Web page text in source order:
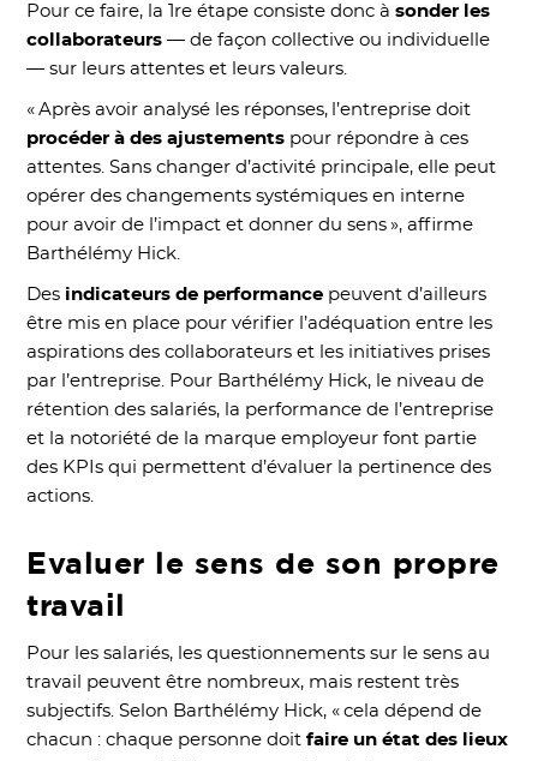
Pour ce faire, la 1re étape consiste donc àsonder les
collaborateurs — de façon collective ou individuelle
— sur leurs attentes et leurs valeurs.
« Après avoir analysé les réponses, l’entreprise doit
procéder à des ajustements pour répondre à ces
attentes. Sans changer d’activité principale, elle peut
opérer des changements systémiques en interne
pour avoir de l’impact et donner du sens », affirme
Barthélémy Hick.
Des indicateurs de performance peuvent d’ailleurs
être mis en place pour vérifier l’adéquation entre les
aspirations des collaborateurs et les initiatives prises
par l’entreprise. Pour Barthélémy Hick, le niveau de
rétention des salariés, la performance de l’entreprise
et la notoriété de la marque employeur font partie
des KPIs qui permettent d’évaluer la pertinence des
actions.
Evaluer le sens de son propre
travail
Pour les salariés, les questionnements sur le sens au
travail peuvent être nombreux, mais restent très
subjectifs. Selon Barthélémy Hick, « cela dépend de
chacun : chaque personne doitfaire un état des lieux